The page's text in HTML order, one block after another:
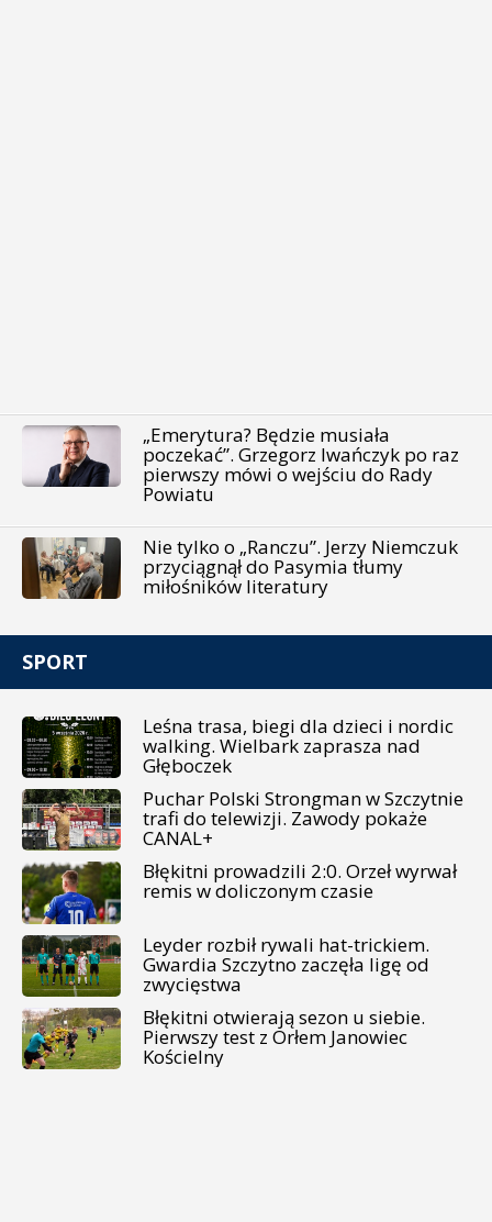
„Emerytura? Będzie musiała
poczekać”. Grzegorz Iwańczyk po raz
pierwszy mówi o wejściu do Rady
Powiatu
Nie tylko o „Ranczu”. Jerzy Niemczuk
przyciągnął do Pasymia tłumy
miłośników literatury
SPORT
Leśna trasa, biegi dla dzieci i nordic
walking. Wielbark zaprasza nad
Głęboczek
Puchar Polski Strongman w Szczytnie
trafi do telewizji. Zawody pokaże
CANAL+
Błękitni prowadzili 2:0. Orzeł wyrwał
remis w doliczonym czasie
Leyder rozbił rywali hat-trickiem.
Gwardia Szczytno zaczęła ligę od
zwycięstwa
Błękitni otwierają sezon u siebie.
Pierwszy test z Orłem Janowiec
Kościelny